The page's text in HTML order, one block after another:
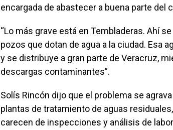
encargada de abastecer a buena parte del
“Lo más grave está en Tembladeras. Ahí
pozos que dotan de agua a la ciudad. Esa
y se distribuye a gran parte de Veracruz,
descargas contaminantes”.
Solís Rincón dijo que el problema se
plantas de tratamiento de aguas
carecen de inspecciones y análisis de